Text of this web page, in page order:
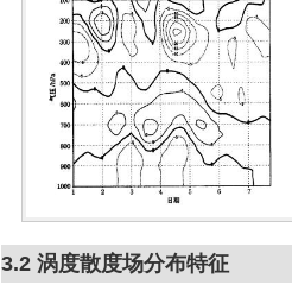
3.2 涡度散度场分布特征